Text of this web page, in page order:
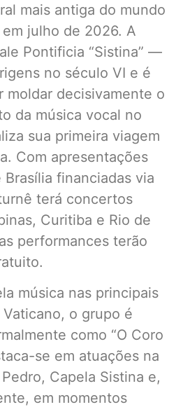
mais antiga do mundo
julho de 2026. A
Pontificia “Sistina” —
no século VI e é
moldar decisivamente o
da música vocal no
sua primeira viagem
Com apresentações
Brasília financiadas via
terá concertos
Curitiba e Rio de
performances terão
música nas principais
o grupo é
como “O Coro
se em atuações na
Capela Sistina e,
em momentos